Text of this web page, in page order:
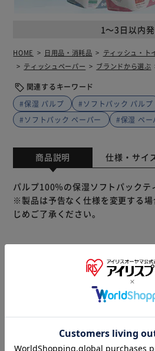
1～3日以内
HOME 日用品・消耗品
ティッシュ・ト
ティッシュペーパー
ブランドから選ぶ
関連するキーワード
#保湿 パルプ
#ソフトパック パルプ
#ソフトパック ペーパー
#保湿 ペー
商品説明 仕様・サイ
パルプ100％の保湿ソフトパックテ
※製品は予告なく仕様を変更する
じめご了承ください。
※当商品はお取り寄せ品の為、在庫
までお時間を頂く場合がございま
また、商品がメーカーにて完売と
ル又は注文内容の変更をお願いいた
予めご了承くださいますようお願
商品はアイリスプラザがセレクト